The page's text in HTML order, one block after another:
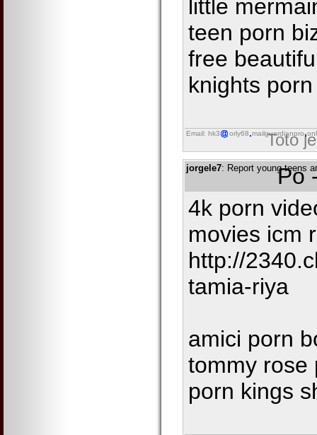
little
teen porn
free
knights porn
Email: hk3 orly68 mailguardianpro
Toto
jorgele7: Report young teens
Po
4k porn
movies icm
http://
tamia-riya
amici porn
tommy rose
porn kings